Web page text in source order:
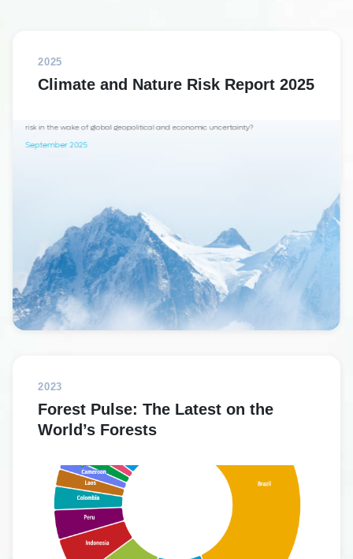
2025
Climate and Nature Risk Report 2025
2023
Forest Pulse: The Latest on the
World’s Forests